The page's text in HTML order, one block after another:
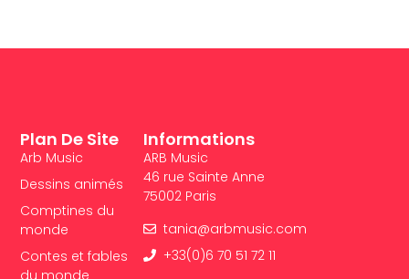
Plan De Site
Arb Music
Dessins animés
Comptines du
monde
Contes et fables
Informations
ARB Music
46 rue Sainte Anne
75002 Paris
tania@arbmusic.com
+33(0)6 70 51 72 11